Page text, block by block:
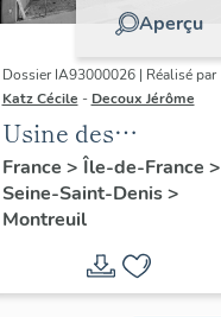
Aperçu
Dossier IA93000026 | Réalisé par
Katz Cécile - Decoux Jérôme
Usine des
chaudronneries de
Montreuil, puis
usine d'articles en
caoutchouc
Jackmousse
France > Île-de-France >
Seine-Saint-Denis>
Montreuil